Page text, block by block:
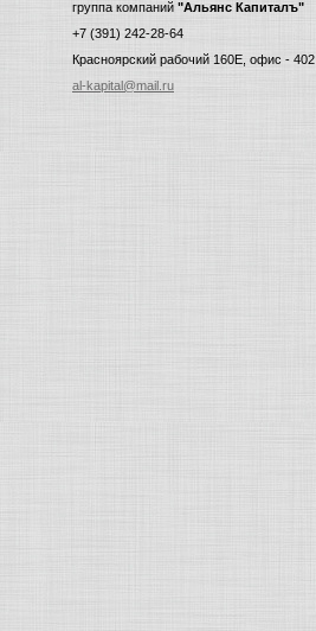
группа компаний "Альянс Капиталъ"
+7 (391) 242-28-64
Красноярский рабочий 160E, офис - 402
al-kapital@mail.ru